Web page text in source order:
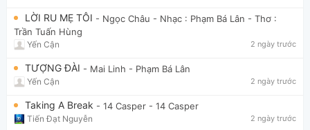
LỜI RU MẸ TÔI - Ngọc Châu - Nhạc : Phạm Bá Lân - Thơ :
Trần Tuấn Hùng
Yến Cận 2 ngày trước
TƯỢNG ĐÀI - Mai Linh - Phạm Bá Lân
Yến Cận 2 ngày trước
Taking A Break - 14 Casper - 14 Casper
Tiến Đạt Nguyễn 2 ngày trước